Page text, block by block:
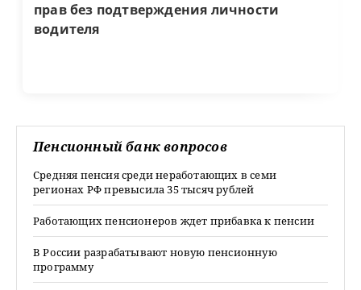
прав без подтверждения личности
водителя
Пенсионный банк вопросов
Средняя пенсия среди неработающих в семи
регионах РФ превысила 35 тысяч рублей
Работающих пенсионеров ждет прибавка к пенсии
В России разрабатывают новую пенсионную
программу